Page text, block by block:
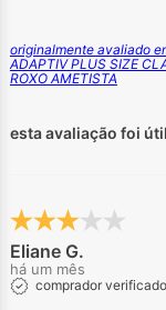
originalmente avaliado
ADAPTIV PLUS SIZE
ROXO AMETISTA
esta avaliação foi
Eliane G.
há um mês
comprador verificado